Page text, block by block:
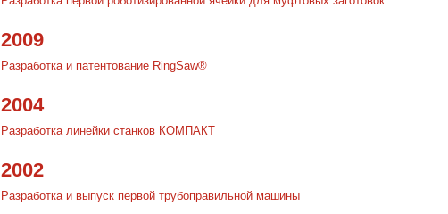
2009
Разработка и патентование RingSaw®
2004
Разработка линейки станков КОМПАКТ
2002
Разработка и выпуск первой трубоправильной машины